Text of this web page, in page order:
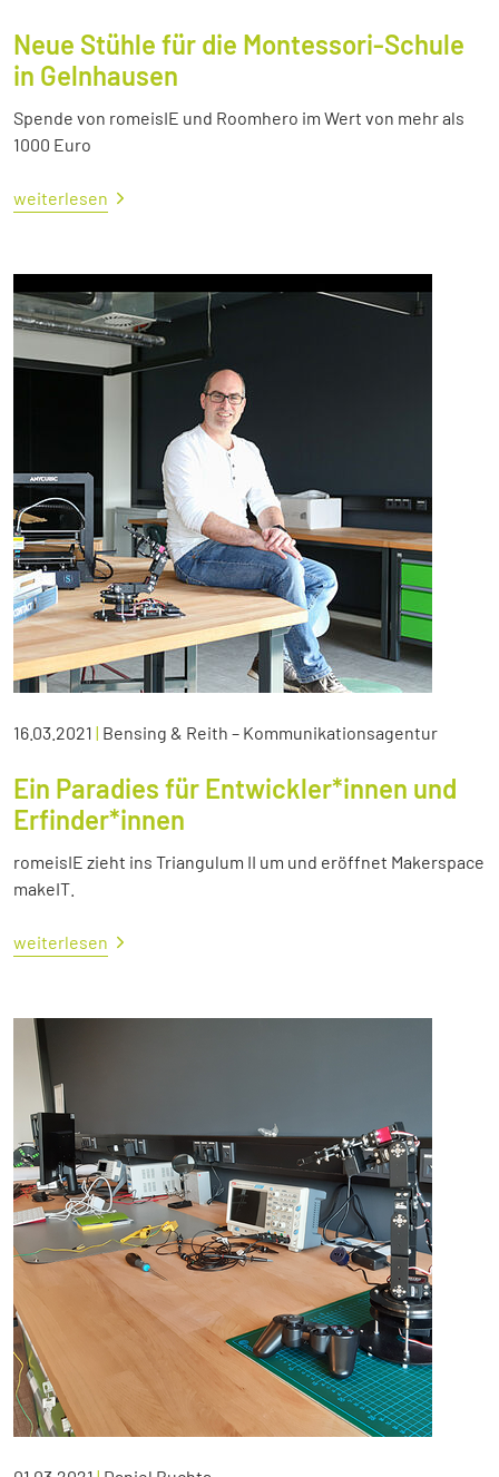
Neue Stühle für die Montessori-Schule
in Gelnhausen
Spende von romeisIE und Roomhero im Wert von mehr als
1000 Euro
weiterlesen
16.03.2021 | Bensing & Reith – Kommunikationsagentur
Ein Paradies für Entwickler*innen und
Erfinder*innen
romeisIE zieht ins Triangulum II um und eröffnet Makerspace
makeIT.
weiterlesen